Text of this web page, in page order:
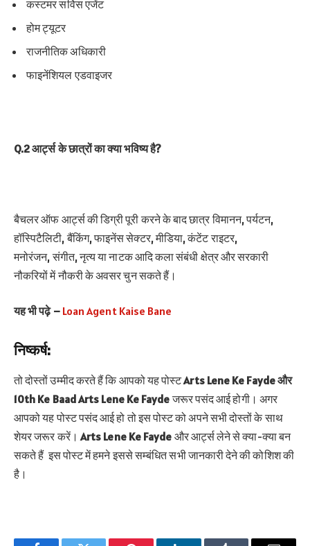
कस्टमर सर्विस एजेंट
होम ट्यूटर
राजनीतिक अधिकारी
फाइनेंशियल एडवाइजर
Q.2 आर्ट्स के छात्रों काक्याभविष्य है?
बैचलर ऑफ आर्ट्स की डिग्री पूरी करने के बाद छात्र विमानन, पर्यटन,
हॉस्पिटैलिटी, बैंकिंग, फाइनेंस सेक्टर, मीडिया, कंटेंट राइटर,
मनोरंजन, संगीत, नृत्य या नाटक आदि कला संबंधी क्षेत्र और सरकारी
नौकरियों में नौकरी के अवसर चुन सकते हैं।
यह भी पढ़े – Loan Agent Kaise Bane
निष्कर्ष:
तो दोस्तों उम्मीद करते हैं कि आपको यह पोस्टArts Lene Ke Fayde और
10th Ke Baad Arts Lene Ke Faydeजरूर पसंद आई होगी। अगर
आपको यह पोस्ट पसंद आई हो तो इस पोस्ट को अपने सभी दोस्तों के साथ
शेयर जरूर करें।Arts Lene Ke Fayde और आर्ट्स लेने से क्या-क्या बन
सकते हैं इस पोस्ट में हमने इससे सम्बंधित सभी जानकारी देने की कोशिश की
है।